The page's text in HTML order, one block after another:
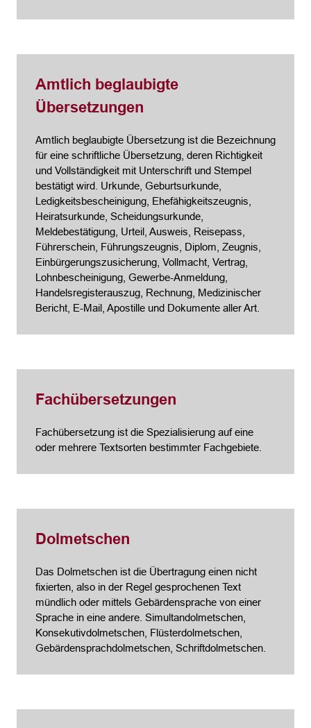
Amtlich beglaubigte
Übersetzungen
Amtlich beglaubigte Übersetzung ist die Bezeichnung
für eine schriftliche Übersetzung, deren Richtigkeit
und Vollständigkeit mit Unterschrift und Stempel
bestätigt wird. Urkunde, Geburtsurkunde,
Ledigkeitsbescheinigung, Ehefähigkeitszeugnis,
Heiratsurkunde, Scheidungsurkunde,
Meldebestätigung, Urteil, Ausweis, Reisepass,
Führerschein, Führungszeugnis, Diplom, Zeugnis,
Einbürgerungszusicherung, Vollmacht, Vertrag,
Lohnbescheinigung, Gewerbe-Anmeldung,
Handelsregisterauszug, Rechnung, Medizinischer
Bericht, E-Mail, Apostille und Dokumente aller Art.
Fachübersetzungen
Fachübersetzung ist die Spezialisierung auf eine
oder mehrere Textsorten bestimmter Fachgebiete.
Dolmetschen
Das Dolmetschen ist die Übertragung einen nicht
fixierten, also in der Regel gesprochenen Text
mündlich oder mittels Gebärdensprache von einer
Sprache in eine andere. Simultandolmetschen,
Konsekutivdolmetschen, Flüsterdolmetschen,
Gebärdensprachdolmetschen, Schriftdolmetschen.